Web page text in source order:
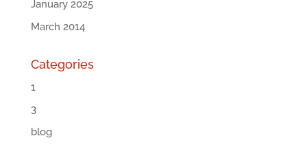
January 2025
March 2014
Categories
1
3
blog